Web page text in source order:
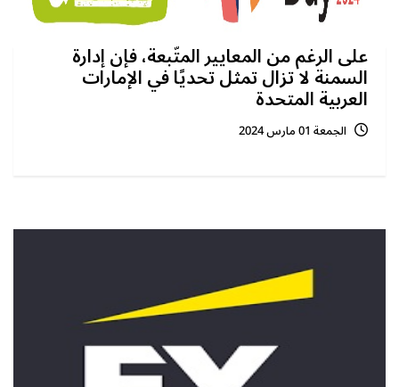
على الرغم من المعايير المتّبعة، فإن إدارة
السمنة لا تزال تمثل تحديًا في الإمارات
العربية المتحدة
الجمعة 01 مارس 2024